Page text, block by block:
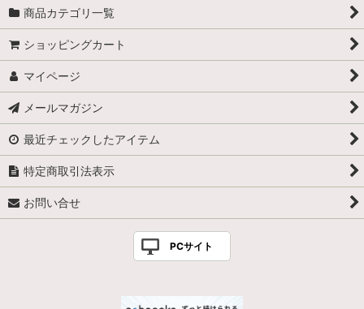
商品カテゴリ一覧
ショッピングカート
マイページ
メールマガジン
最近チェックしたアイテム
特定商取引法表示
お問い合せ
PCサイト